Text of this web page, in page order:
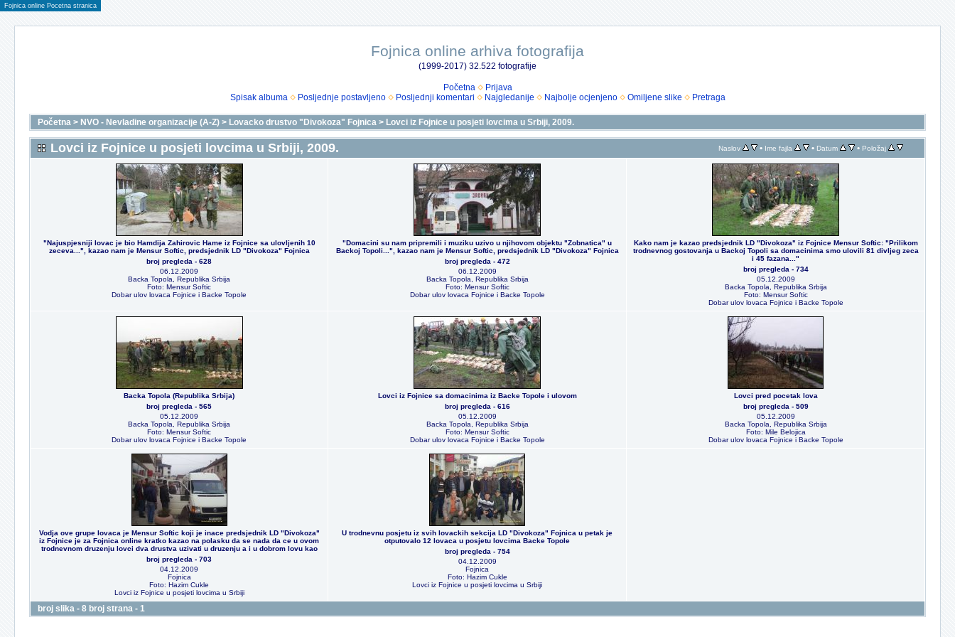
Fojnica online Pocetna stranica
Fojnica online arhiva fotografija
(1999-2017) 32.522 fotografije
Početna
Prijava
Spisak albuma
Posljednje postavljeno Posljednji komentari Najgledanije Najbolje ocjenjeno Omiljene slike Pretraga
Početna > NVO - Nevladine organizacije (A-Z) > Lovacko drustvo "Divokoza" Fojnica > Lovci iz Fojnice u posjeti lovcima u Srbiji, 2009.
Lovci iz Fojnice u posjeti lovcima u Srbiji, 2009. Naslov • Ime fajla • Datum • Položaj
"Najuspjesniji lovac je bio Hamdija Zahirovic Hame iz Fojnice sa ulovljenih 10
zeceva...", kazao nam je Mensur Softic, predsjednik LD "Divokoza" Fojnica
broj pregleda - 628
06.12.2009
Backa Topola, Republika Srbija
Foto: Mensur Softic
Dobar ulov lovaca Fojnice i Backe Topole
"Domacini su nam pripremili i muziku uzivo u njihovom objektu "Zobnatica" u
Backoj Topoli...", kazao nam je Mensur Softic, predsjednik LD "Divokoza" Fojnica
broj pregleda - 472
06.12.2009
Backa Topola, Republika Srbija
Foto: Mensur Softic
Dobar ulov lovaca Fojnice i Backe Topole
Kako nam je kazao predsjednik LD "Divokoza" iz Fojnice Mensur Softic: "Prilikom
trodnevnog gostovanja u Backoj Topoli sa domacinima smo ulovili 81 divljeg zeca
i 45 fazana..."
broj pregleda - 734
05.12.2009
Backa Topola, Republika Srbija
Foto: Mensur Softic
Dobar ulov lovaca Fojnice i Backe Topole
Backa Topola (Republika Srbija)
broj pregleda - 565
05.12.2009
Backa Topola, Republika Srbija
Foto: Mensur Softic
Dobar ulov lovaca Fojnice i Backe Topole
Lovci iz Fojnice sa domacinima iz Backe Topole i ulovom
broj pregleda - 616
05.12.2009
Backa Topola, Republika Srbija
Foto: Mensur Softic
Dobar ulov lovaca Fojnice i Backe Topole
Lovci pred pocetak lova
broj pregleda - 509
05.12.2009
Backa Topola, Republika Srbija
Foto: Mile Belojica
Dobar ulov lovaca Fojnice i Backe Topole
Vodja ove grupe lovaca je Mensur Softic koji je inace predsjednik LD "Divokoza"
iz Fojnice je za Fojnica online kratko kazao na polasku da se nada da ce u ovom
trodnevnom druzenju lovci dva drustva uzivati u druzenju a i u dobrom lovu kao
broj pregleda - 703
04.12.2009
Fojnica
Foto: Hazim Cukle
Lovci iz Fojnice u posjeti lovcima u Srbiji
U trodnevnu posjetu iz svih lovackih sekcija LD "Divokoza" Fojnica u petak je
otputovalo 12 lovaca u posjetu lovcima Backe Topole
broj pregleda - 754
04.12.2009
Fojnica
Foto: Hazim Cukle
Lovci iz Fojnice u posjeti lovcima u Srbiji
broj slika - 8 broj strana - 1